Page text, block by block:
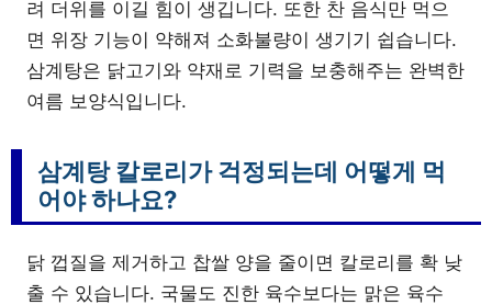
려 더위를 이길 힘이 생깁니다. 또한 찬 음식만 먹으
면 위장 기능이 약해져 소화불량이 생기기 쉽습니다.
삼계탕은 닭고기와 약재로 기력을 보충해주는 완벽한
여름 보양식입니다.
삼계탕 칼로리가 걱정되는데 어떻게 먹
어야 하나요?
닭 껍질을 제거하고 찹쌀 양을 줄이면 칼로리를 확 낮
출 수 있습니다. 국물도 진한 육수보다는 맑은 육수